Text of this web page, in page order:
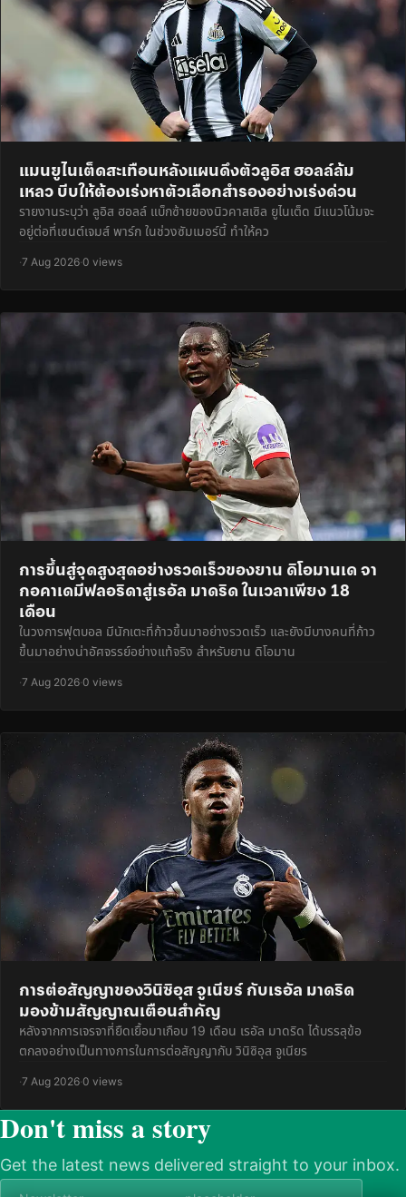
แมนยูไนเต็ดสะเทือนหลังแผนดึงตัวลูอิส ฮอลล์ล้ม
เหลว บีบให้ต้องเร่งหาตัวเลือกสำรองอย่างเร่งด่วน
รายงานระบุว่า ลูอิส ฮอลล์ แบ็กซ้ายของนิวคาสเซิล ยูไนเต็ด มีแนวโน้มจะ
อยู่ต่อที่เซนต์เจมส์ พาร์ก ในช่วงซัมเมอร์นี้ ทำให้คว
·7 Aug 2026·0 views
การขึ้นสู่จุดสูงสุดอย่างรวดเร็วของยาน ดิโอมานเด จา
กอคาเดมีฟลอริดาสู่เรอัล มาดริด ในเวลาเพียง 18
เดือน
ในวงการฟุตบอล มีนักเตะที่ก้าวขึ้นมาอย่างรวดเร็ว และยังมีบางคนที่ก้าว
ขึ้นมาอย่างน่าอัศจรรย์อย่างแท้จริง สำหรับยาน ดิโอมาน
·7 Aug 2026·0 views
การต่อสัญญาของวินิซิอุส จูเนียร์ กับเรอัล มาดริด
มองข้ามสัญญาณเตือนสำคัญ
หลังจากการเจรจาที่ยืดเยื้อมาเกือบ 19 เดือน เรอัล มาดริด ได้บรรลุข้อ
ตกลงอย่างเป็นทางการในการต่อสัญญากับ วินิซิอุส จูเนียร
·7 Aug 2026·0 views
Don't miss a story
Get the latest news delivered straight to your inbox.